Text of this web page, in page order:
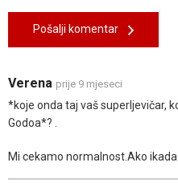
Pošalji komentar
Verena prije 9 mjeseci
*koje onda taj vaš superljevičar,
Godoa*? .
Mi cekamo normalnost.Ako ikada